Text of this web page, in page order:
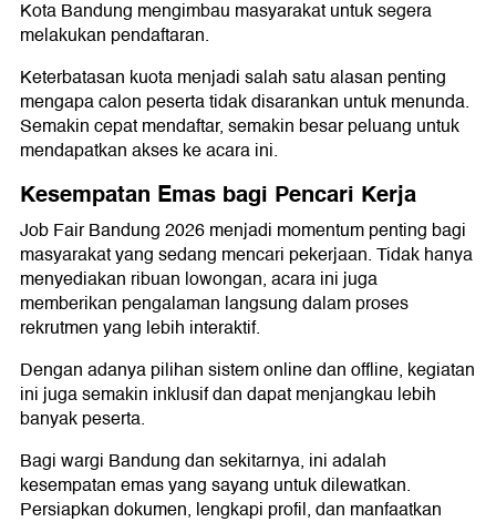
Kota Bandung mengimbau masyarakat untuk segera
melakukan pendaftaran.
Keterbatasan kuota menjadi salah satu alasan penting
mengapa calon peserta tidak disarankan untuk menunda.
Semakin cepat mendaftar, semakin besar peluang untuk
mendapatkan akses ke acara ini.
Kesempatan Emas bagi Pencari Kerja
Job Fair Bandung 2026 menjadi momentum penting bagi
masyarakat yang sedang mencari pekerjaan. Tidak hanya
menyediakan ribuan lowongan, acara ini juga
memberikan pengalaman langsung dalam proses
rekrutmen yang lebih interaktif.
Dengan adanya pilihan sistem online dan offline, kegiatan
ini juga semakin inklusif dan dapat menjangkau lebih
banyak peserta.
Bagi wargi Bandung dan sekitarnya, ini adalah
kesempatan emas yang sayang untuk dilewatkan.
Persiapkan dokumen, lengkapi profil, dan manfaatkan